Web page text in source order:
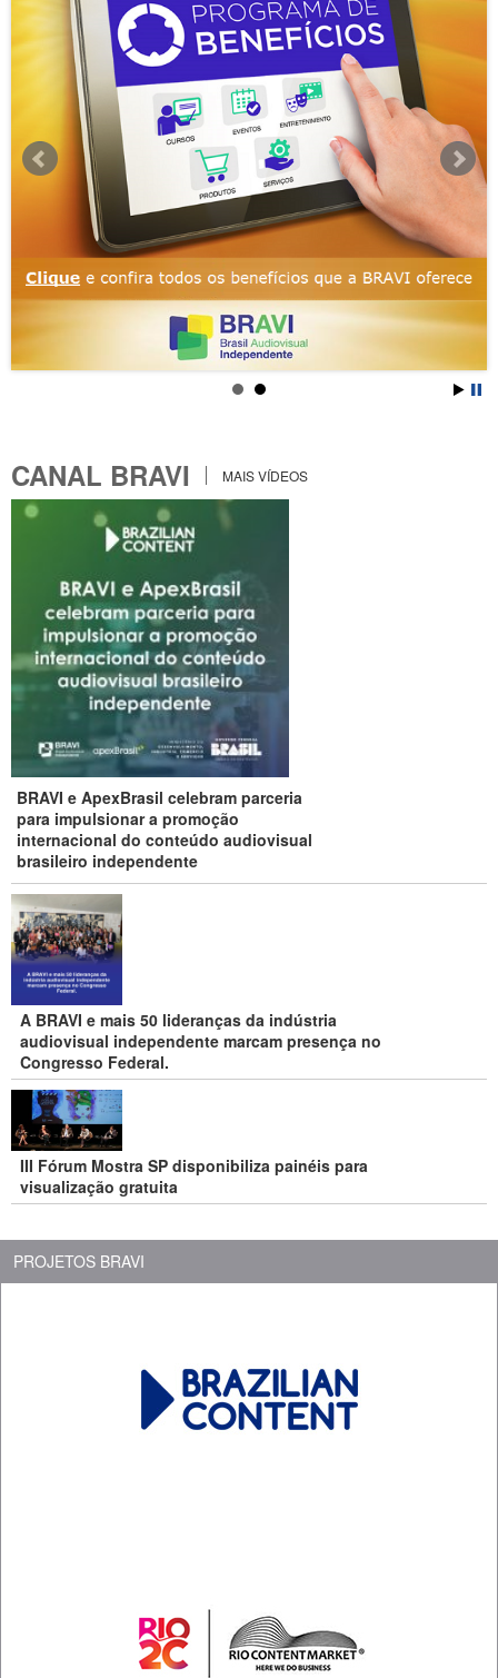
CANAL BRAVI MAIS VÍDEOS
BRAVI e ApexBrasil celebram parceria
para impulsionar a promoção
internacional do conteúdo audiovisual
brasileiro independente
A BRAVI e mais 50 lideranças da indústria
audiovisual independente marcam presença no
Congresso Federal.
III Fórum Mostra SP disponibiliza painéis para
visualização gratuita
PROJETOS BRAVI